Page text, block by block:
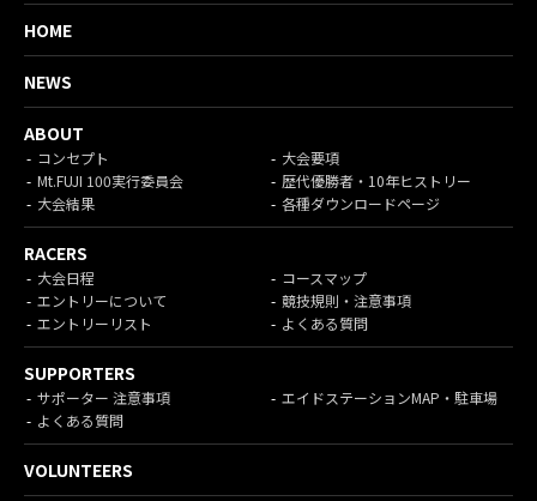
HOME
NEWS
ABOUT
コンセプト
大会要項
Mt.FUJI 100実行委員会
歴代優勝者・10年ヒストリー
大会結果
各種ダウンロードページ
RACERS
大会日程
コースマップ
エントリーについて
競技規則・注意事項
エントリーリスト
よくある質問
SUPPORTERS
サポーター 注意事項
エイドステーションMAP・駐車場
よくある質問
VOLUNTEERS